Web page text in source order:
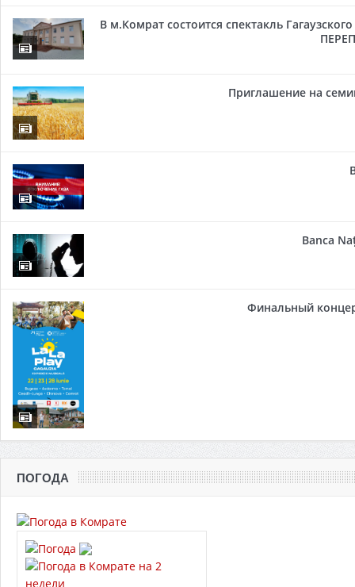
В м.Комрат состоится спектакль
Приглашение на
Banca
Финальный
ПОГОДА